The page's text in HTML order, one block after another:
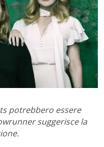
potrebbero essere
suggerisce la